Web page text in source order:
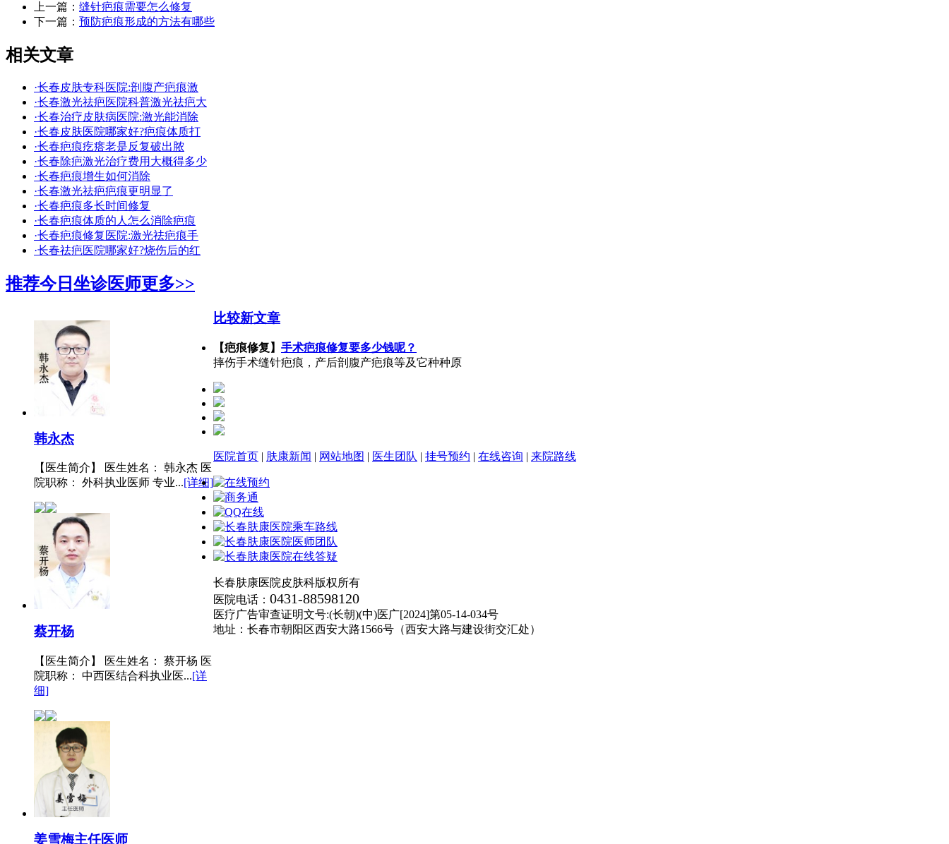
上一篇： 缝针疤痕需要怎么修复
下一篇： 预防疤痕形成的方法有哪些
相关文章
·长春皮肤专科医院:剖腹产疤痕激
·长春激光祛疤医院科普激光祛疤大
·长春治疗皮肤病医院:激光能消除
·长春皮肤医院哪家好?疤痕体质打
·长春疤痕疙瘩老是反复破出脓
·长春除疤激光治疗费用大概得多少
·长春疤痕增生如何消除
·长春激光祛疤疤痕更明显了
·长春疤痕多长时间修复
·长春疤痕体质的人怎么消除疤痕
·长春疤痕修复医院:激光祛疤痕手
·长春祛疤医院哪家好?烧伤后的红
推荐今日坐诊医师更多>>
韩永杰
【医生简介】 医生姓名： 韩永杰 医
院职称： 外科执业医师 专业...[详细]
蔡开杨
【医生简介】 医生姓名： 蔡开杨 医
院职称： 中西医结合科执业医...[详
细]
姜雪梅主任医师
比较新文章
【疤痕修复】 手术疤痕修复要多少钱呢？
摔伤手术缝针疤痕，产后剖腹产疤痕等及它种种原
医院首页 | 肤康新闻 | 网站地图 | 医生团队 | 挂号预约 | 在线咨询 | 来院路线
长春肤康医院皮肤科版权所有
医院电话： 0431-88598120
医疗广告审查证明文号:(长朝)(中)医广[2024]第05-14-034号
地址：长春市朝阳区西安大路1566号（西安大路与建设街交汇处）